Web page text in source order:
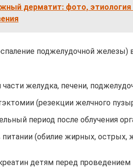
дерматит: фото, этиология
поджелудочной железы)
части желудка, печени,
(резекции желчного
период после облучения
питании (обилие жирных, острых,
детям перед проведением